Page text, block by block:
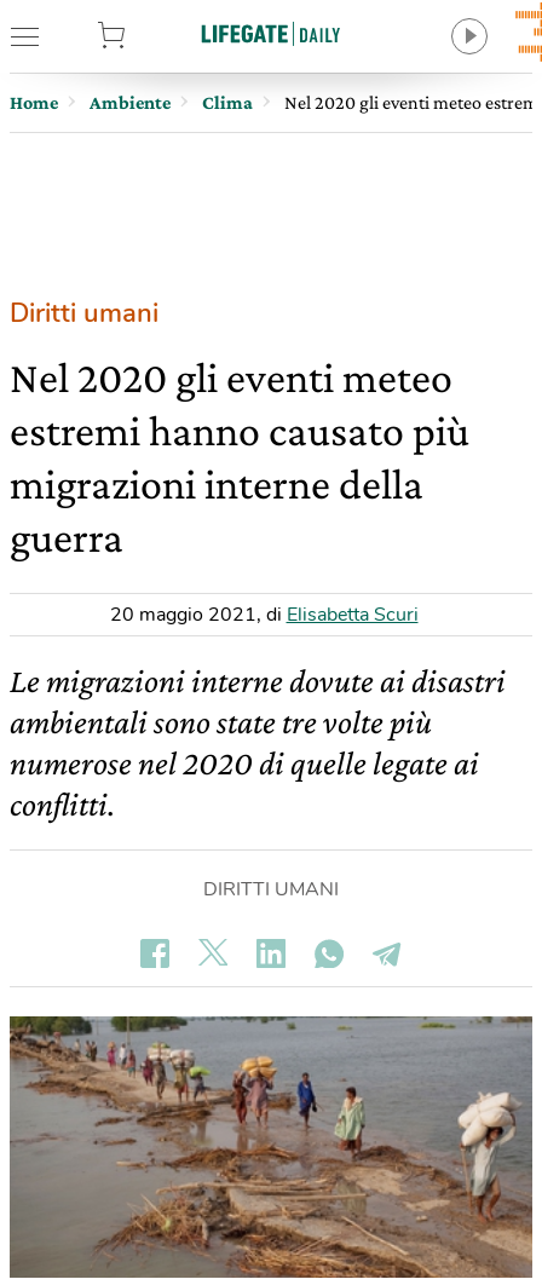
Home Ambiente Clima Nel 2020 gli eventi meteo
Diritti umani
Nel 2020 gli eventi meteo
estremi hanno causato più
migrazioni interne della
guerra
20 maggio 2021, di Elisabetta Scuri
Le migrazioni interne dovute ai disastri
ambientali sono state tre volte più
numerose nel 2020 di quelle legate ai
conflitti.
DIRITTI UMANI